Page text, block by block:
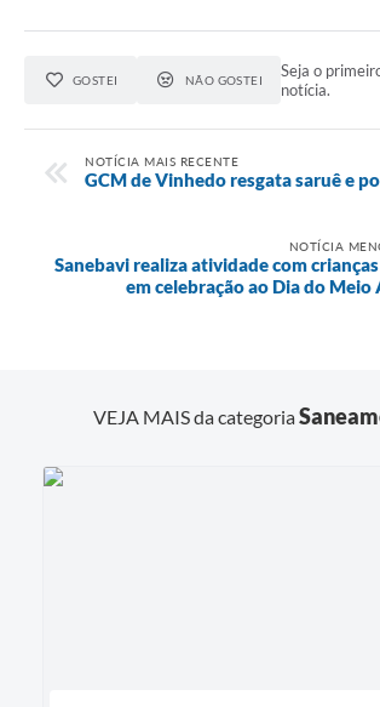
GOSTEI NÃO GOSTEI
Seja o
notícia.
NOTÍCIA MAIS RECENTE
GCM de Vinhedo resgata saruê e
NOTÍCIA
Sanebavi realiza atividade com
em celebração ao Dia do
VEJA MAIS da categoria